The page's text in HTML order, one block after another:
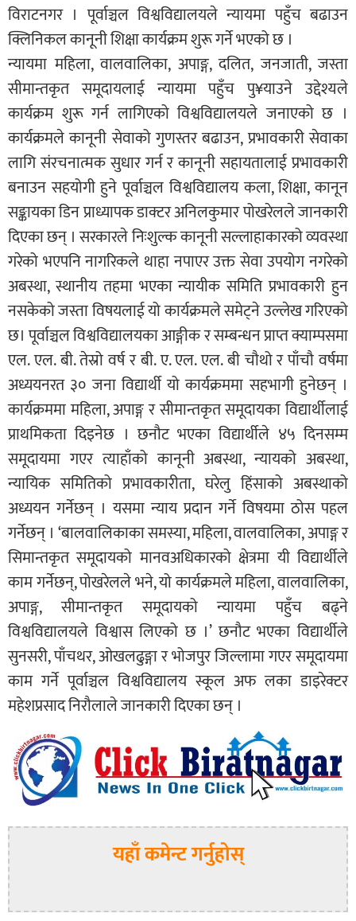
विराटनगर । पूर्वाञ्चल विश्वविद्यालयले न्यायमा पहुँच बढाउन
क्लिनिकल कानूनी शिक्षा कार्यक्रम शुरू गर्ने भएको छ ।
न्यायमा महिला, वालवालिका, अपाङ्ग, दलित, जनजाती, जस्ता
सीमान्तकृत समूदायलाई न्यायमा पहुँच पु¥याउने उद्देश्यले
कार्यक्रम शुरू गर्न लागिएको विश्वविद्यालयले जनाएको छ ।
कार्यक्रमले कानूनी सेवाको गुणस्तर बढाउन, प्रभावकारी सेवाका
लागि संरचनात्मक सुधार गर्न र कानूनी सहायतालाई प्रभावकारी
बनाउन सहयोगी हुने पूर्वाञ्चल विश्वविद्यालय कला, शिक्षा, कानून
सङ्कायका डिन प्राध्यापक डाक्टर अनिलकुमार पोखरेलले जानकारी
दिएका छन् । सरकारले निःशुल्क कानूनी सल्लाहाकारको व्यवस्था
गरेको भएपनि नागरिकले थाहा नपाएर उक्त सेवा उपयोग नगरेको
अबस्था, स्थानीय तहमा भएका न्यायीक समिति प्रभावकारी हुन
नसकेको जस्ता विषयलाई यो कार्यक्रमले समेट्ने उल्लेख गरिएको
छ। पूर्वाञ्चल विश्वविद्यालयका आङ्गीक र सम्बन्धन प्राप्त क्याम्पसमा
एल. एल. बी. तेस्रो वर्ष र बी. ए. एल. एल. बी चौथो र पाँचौ वर्षमा
अध्ययनरत ३० जना विद्यार्थी यो कार्यक्रममा सहभागी हुनेछन् ।
कार्यक्रममा महिला, अपाङ्ग र सीमान्तकृत समूदायका विद्यार्थीलाई
प्राथमिकता दिइनेछ । छनौट भएका विद्यार्थीले ४५ दिनसम्म
समूदायमा गएर त्याहाँको कानूनी अबस्था, न्यायको अबस्था,
न्यायिक समितिको प्रभावकारीता, घरेलु हिंसाको अबस्थाको
अध्ययन गर्नेछन् । यसमा न्याय प्रदान गर्ने विषयमा ठोस पहल
गर्नेछन् । ‘बालवालिकाका समस्या, महिला, वालवालिका, अपाङ्ग र
सिमान्तकृत समूदायको मानवअधिकारको क्षेत्रमा यी विद्यार्थीले
काम गर्नेछन्, पोखरेलले भने, यो कार्यक्रमले महिला, वालवालिका,
अपाङ्ग, सीमान्तकृत समूदायको न्यायमा पहुँच बढ्ने
विश्वविद्यालयले विश्वास लिएको छ ।’ छनौट भएका विद्यार्थीले
सुनसरी, पाँचथर, ओखलढुङ्गा र भोजपुर जिल्लामा गएर समूदायमा
काम गर्ने पूर्वाञ्चल विश्वविद्यालय स्कूल अफ लका डाइरेक्टर
महेशप्रसाद निरौलाले जानकारी दिएका छन् ।
यहाँ कमेन्ट गर्नुहोस्